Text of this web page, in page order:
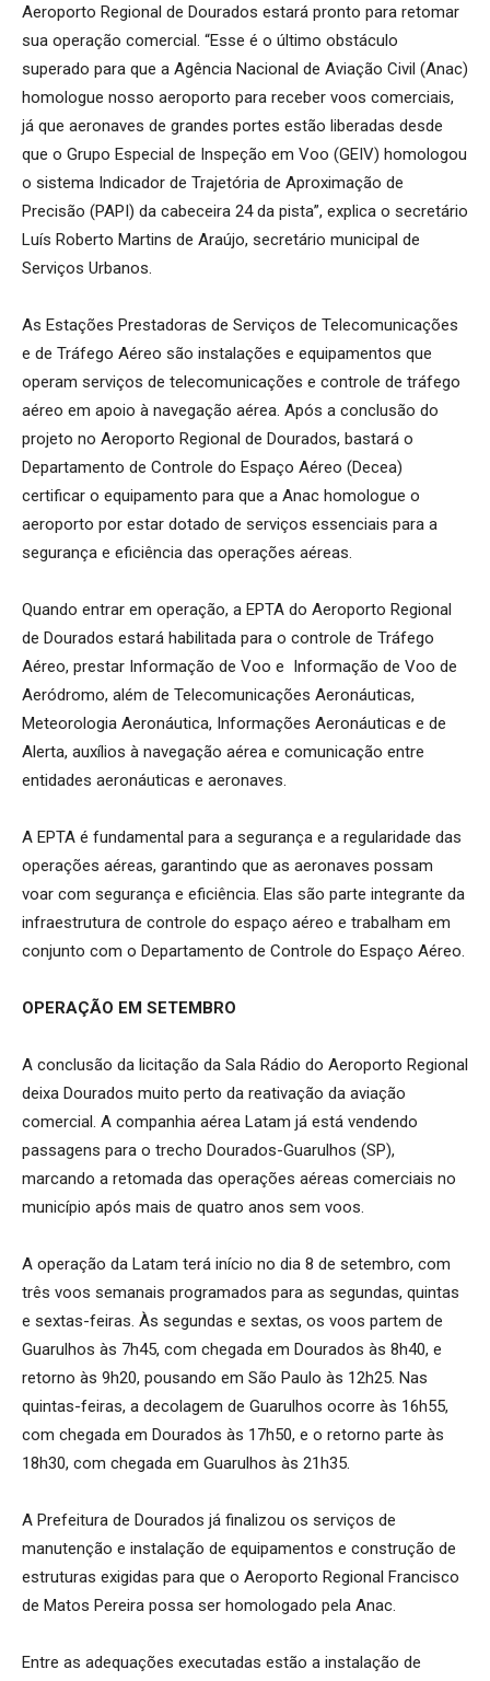
Aeroporto Regional de Dourados estará pronto para retomar
sua operação comercial. “Esse é o último obstáculo
superado para que a Agência Nacional de Aviação Civil (Anac)
homologue nosso aeroporto para receber voos comerciais,
já que aeronaves de grandes portes estão liberadas desde
que o Grupo Especial de Inspeção em Voo (GEIV) homologou
o sistema Indicador de Trajetória de Aproximação de
Precisão (PAPI) da cabeceira 24 da pista”, explica o secretário
Luís Roberto Martins de Araújo, secretário municipal de
Serviços Urbanos.
As Estações Prestadoras de Serviços de Telecomunicações
e de Tráfego Aéreo são instalações e equipamentos que
operam serviços de telecomunicações e controle de tráfego
aéreo em apoio à navegação aérea. Após a conclusão do
projeto no Aeroporto Regional de Dourados, bastará o
Departamento de Controle do Espaço Aéreo (Decea)
certificar o equipamento para que a Anac homologue o
aeroporto por estar dotado de serviços essenciais para a
segurança e eficiência das operações aéreas.
Quando entrar em operação, a EPTA do Aeroporto Regional
de Dourados estará habilitada para o controle de Tráfego
Aéreo, prestar Informação de Voo e Informação de Voo de
Aeródromo, além de Telecomunicações Aeronáuticas,
Meteorologia Aeronáutica, Informações Aeronáuticas e de
Alerta, auxílios à navegação aérea e comunicação entre
entidades aeronáuticas e aeronaves.
A EPTA é fundamental para a segurança e a regularidade das
operações aéreas, garantindo que as aeronaves possam
voar com segurança e eficiência. Elas são parte integrante da
infraestrutura de controle do espaço aéreo e trabalham em
conjunto com o Departamento de Controle do Espaço Aéreo.
OPERAÇÃO EM SETEMBRO
A conclusão da licitação da Sala Rádio do Aeroporto Regional
deixa Dourados muito perto da reativação da aviação
comercial. A companhia aérea Latam já está vendendo
passagens para o trecho Dourados-Guarulhos (SP),
marcando a retomada das operações aéreas comerciais no
município após mais de quatro anos sem voos.
A operação da Latam terá início no dia 8 de setembro, com
três voos semanais programados para as segundas, quintas
e sextas-feiras. Às segundas e sextas, os voos partem de
Guarulhos às 7h45, com chegada em Dourados às 8h40, e
retorno às 9h20, pousando em São Paulo às 12h25. Nas
quintas-feiras, a decolagem de Guarulhos ocorre às 16h55,
com chegada em Dourados às 17h50, e o retorno parte às
18h30, com chegada em Guarulhos às 21h35.
A Prefeitura de Dourados já finalizou os serviços de
manutenção e instalação de equipamentos e construção de
estruturas exigidas para que o Aeroporto Regional Francisco
de Matos Pereira possa ser homologado pela Anac.
Entre as adequações executadas estão a instalação de